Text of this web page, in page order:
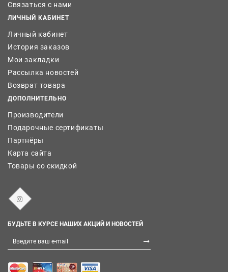
Связаться с нами
ЛИЧНЫЙ КАБИНЕТ
Личный кабинет
История заказов
Мои закладки
Рассылка новостей
Возврат товара
ДОПОЛНИТЕЛЬНО
Производители
Подарочные сертификаты
Партнёры
Карта сайта
Товары со скидкой
БУДЬТЕ В КУРСЕ НАШИХ АКЦИЙ И НОВОСТЕЙ